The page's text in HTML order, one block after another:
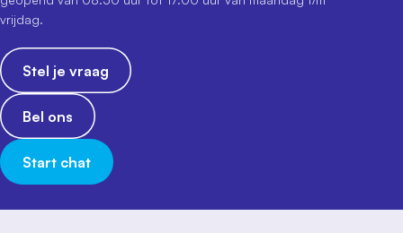
vrijdag.
Stel je vraag
Bel ons
Start chat